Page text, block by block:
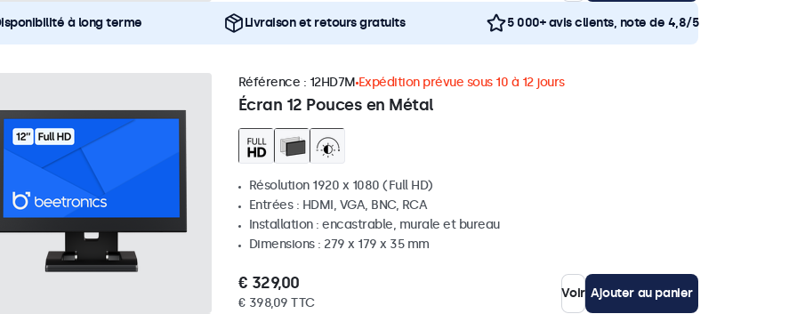
à long terme Livraison et retours gratuits 5 000+ avis clients, note de 4,8/5
Écran 12 Pouces en Métal
Référence : 12HD7M Expédition prévue sous 10 à 12 jours
Résolution 1920 x 1080 (Full HD)
Entrées : HDMI, VGA, BNC, RCA
Installation : encastrable, murale et bureau
Dimensions : 279 x 179 x 35 mm
€ 329,00
€ 398,09 TTC
Voir Ajouter au panier